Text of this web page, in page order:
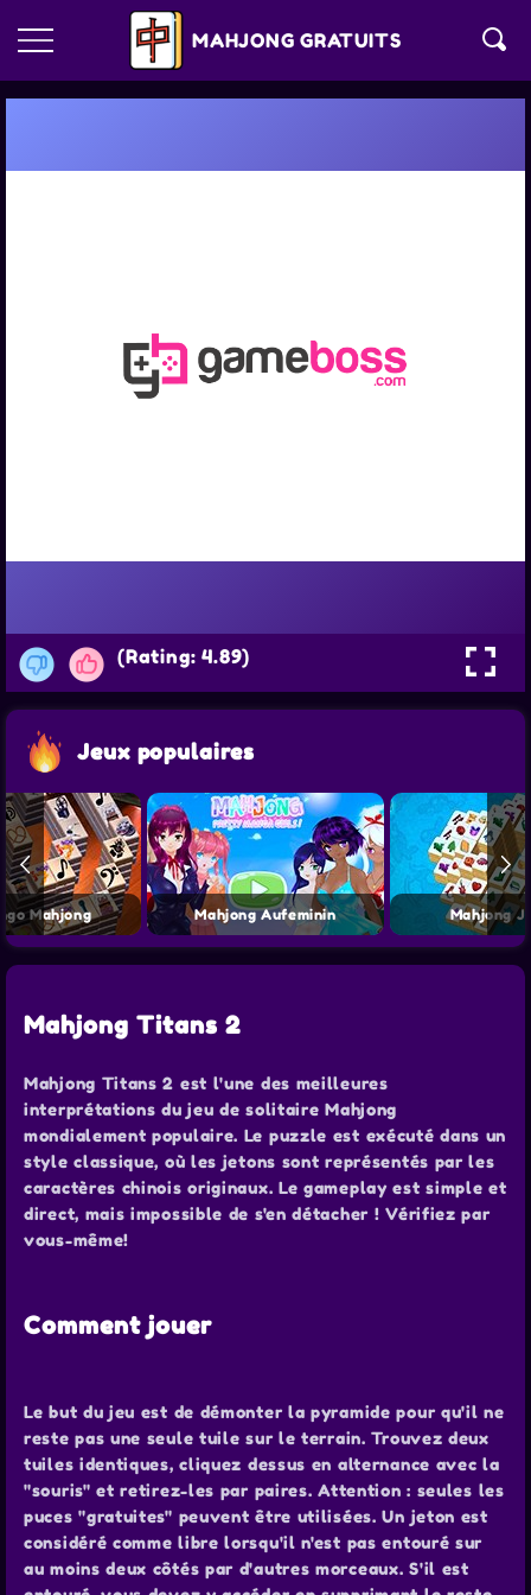
MAHJONG GRATUITS
(Rating: 4.89)
Jeux populaires
Mahjong Mahjong Aufeminin Mahjong
Mahjong Titans 2
Mahjong Titans 2 est l'une des meilleures
interprétations du jeu de solitaire Mahjong
mondialement populaire. Le puzzle est exécuté dans un
style classique, où les jetons sont représentés par les
caractères chinois originaux. Le gameplay est simple et
direct, mais impossible de s'en détacher ! Vérifiez par
vous-même!
Comment jouer
Le but du jeu est de démonter la pyramide pour qu'il ne
reste pas une seule tuile sur le terrain. Trouvez deux
tuiles identiques, cliquez dessus en alternance avec la
"souris" et retirez-les par paires. Attention : seules les
puces "gratuites" peuvent être utilisées. Un jeton est
considéré comme libre lorsqu'il n'est pas entouré sur
au moins deux côtés par d'autres morceaux. S'il est